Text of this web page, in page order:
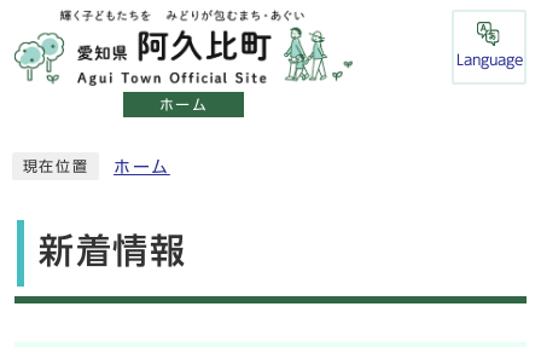
ホーム
Language
現在位置 ホーム
新着情報